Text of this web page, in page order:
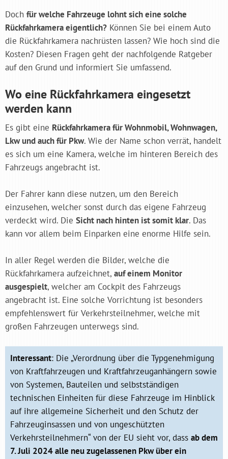
Doch für welche Fahrzeuge lohnt sich eine solche
Rückfahrkamera eigentlich? Können Sie bei einem Auto
die Rückfahrkamera nachrüsten lassen? Wie hoch sind die
Kosten? Diesen Fragen geht der nachfolgende Ratgeber
auf den Grund und informiert Sie umfassend.
Wo eine Rückfahrkamera eingesetzt
werden kann
Es gibt eine Rückfahrkamera für Wohnmobil, Wohnwagen,
Lkw und auch für Pkw. Wie der Name schon verrät, handelt
es sich um eine Kamera, welche im hinteren Bereich des
Fahrzeugs angebracht ist.
Der Fahrer kann diese nutzen, um den Bereich
einzusehen, welcher sonst durch das eigene Fahrzeug
verdeckt wird. Die Sicht nach hinten ist somit klar. Das
kann vor allem beim Einparken eine enorme Hilfe sein.
In aller Regel werden die Bilder, welche die
Rückfahrkamera aufzeichnet, auf einem Monitor
ausgespielt, welcher am Cockpit des Fahrzeugs
angebracht ist. Eine solche Vorrichtung ist besonders
empfehlenswert für Verkehrsteilnehmer, welche mit
großen Fahrzeugen unterwegs sind.
Interessant: Die „Verordnung über die Typgenehmigung
von Kraftfahrzeugen und Kraftfahrzeuganhängern sowie
von Systemen, Bauteilen und selbstständigen
technischen Einheiten für diese Fahrzeuge im Hinblick
auf ihre allgemeine Sicherheit und den Schutz der
Fahrzeuginsassen und von ungeschützten
Verkehrsteilnehmern“ von der EU sieht vor, dass ab dem
7. Juli 2024 alle neu zugelassenen Pkw über ein